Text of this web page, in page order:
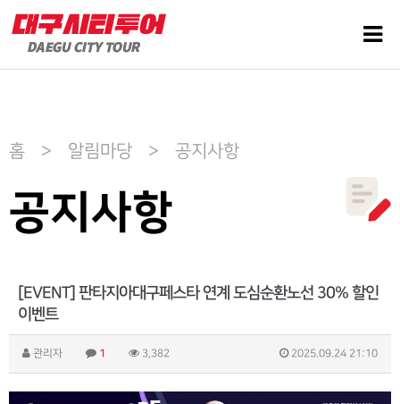
홈 > 알림마당 > 공지사항
공지사항
[EVENT] 판타지아대구페스타 연계 도심순환노선 30% 할인
이벤트
관리자 1 3,382 2025.09.24 21:10